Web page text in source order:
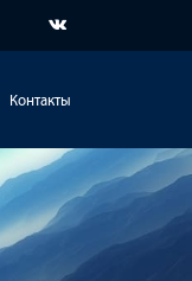
Контакты